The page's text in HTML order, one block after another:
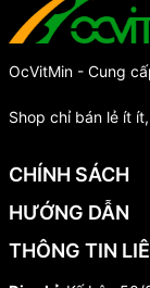
OcVitMin - Cung
Shop chỉ bán lẻ ít
CHÍNH SÁCH
HƯỚNG DẪN
THÔNG TIN